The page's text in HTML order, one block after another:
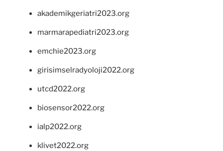
akademikgeriatri2023.org
marmarapediatri2023.org
emchie2023.org
girisimselradyoloji2022.org
utcd2022.org
biosensor2022.org
ialp2022.org
klivet2022.org